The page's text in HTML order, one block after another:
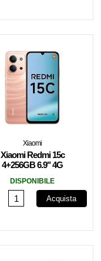
Xiaomi
Xiaomi Redmi 15c
4+256GB 6.9" 4G
DISPONIBILE
Acquista